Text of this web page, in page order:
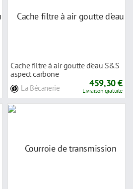
Cache filtre à air goutte d'eau S&S
aspect carbone
La Bécanerie 459,30 €
Livraison gratuite